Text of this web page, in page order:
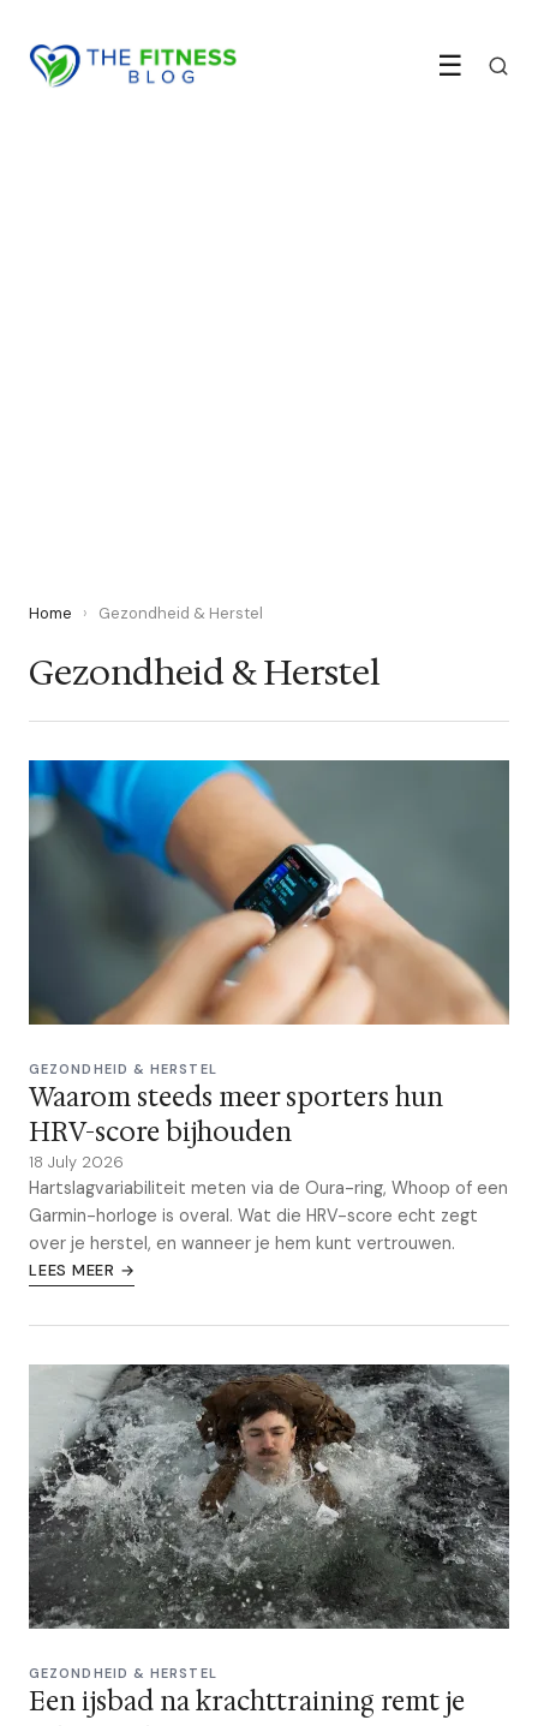
☰
Home › Gezondheid & Herstel
Gezondheid & Herstel
GEZONDHEID & HERSTEL
Waarom steeds meer sporters hun
HRV-score bijhouden
18 July 2026
Hartslagvariabiliteit meten via de Oura-ring, Whoop of een
Garmin-horloge is overal. Wat die HRV-score echt zegt
over je herstel, en wanneer je hem kunt vertrouwen.
LEES MEER →
GEZONDHEID & HERSTEL
Een ijsbad na krachttraining remt je